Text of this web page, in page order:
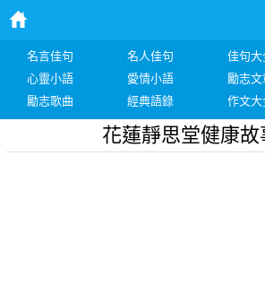
名言佳句 名人佳句 佳句大
心靈小語
愛情小語 勵志文
勵志歌曲
經典語錄 作文大
花蓮靜思堂健康故